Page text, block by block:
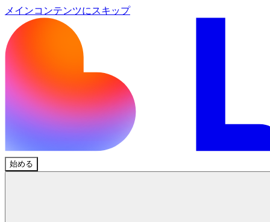
メインコンテンツにスキップ
始める